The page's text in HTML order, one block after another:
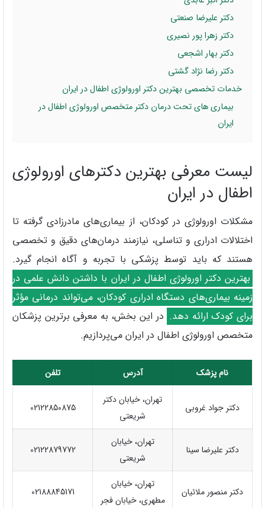
دکتر علیرضا صنعتی
دکتر زهرا پور نصیری
دکتر بهار اشجعی
دکتر رضا نژاد گشتی
خدمات تخصصی بهترین دکتر اورولوژی اطفال در ایران
بیماری های تحت درمان دکتر متخصص اورولوژی اطفال در
ایران
لیست معرفی بهترین دکترهای اورولوژی
اطفال در ایران
مشکلات اورولوژی در کودکان، از بیماری‌های مادرزادی گرفته تا
اختلالات ادراری و تناسلی، نیازمند درمان‌های دقیق و تخصصی
هستند که باید توسط پزشکی با تجربه و آگاه انجام گیرد.
بهترین دکتر اورولوژی اطفال در ایران با داشتن دانش علمی در
زمینه بیماری‌های دستگاه ادراری کودکان، می‌تواند درمانی مؤثر
برای کودک ارائه دهد. در این بخش، به معرفی برترین پزشکان
متخصص اورولوژی اطفال در ایران می‌پردازیم.
نام پزشک آدرس تلفن
دکتر جواد غروبی
تهران، خیابان دکتر
شریعتی
02122850875
دکتر علیرضا سینا
تهران، خیابان
شریعتی
02122879772
دکتر منصور ملائیان
تهران، خیابان
مطهری، خیابان فجر
02188845171